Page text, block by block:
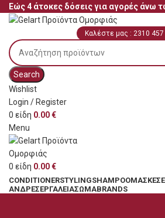
Εώς 4 άτοκες δόσεις για αγορές άνω
Καλέστε μας : 2310 457
Search
Wishlist
Login / Register
0 είδη 0.00€
Menu
0 είδη 0.00€
CONDITIONERSTYLINGSHAMPOOΜΆΣΚΕΣ
ΆΝΔΡΕΣΕΡΓΑΛΕΊΑΣΏΜΑBRANDS